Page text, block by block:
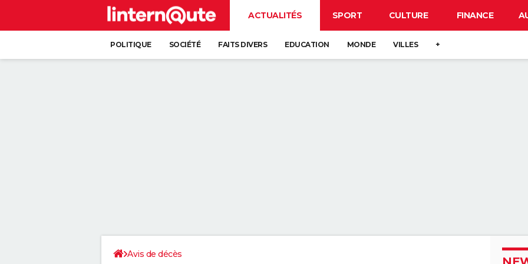
ACTUALITÉS SPORT CULTURE FINANCE
POLITIQUE SOCIÉTÉ FAITS DIVERS EDUCATION MONDE VILLES +
Avis de décès